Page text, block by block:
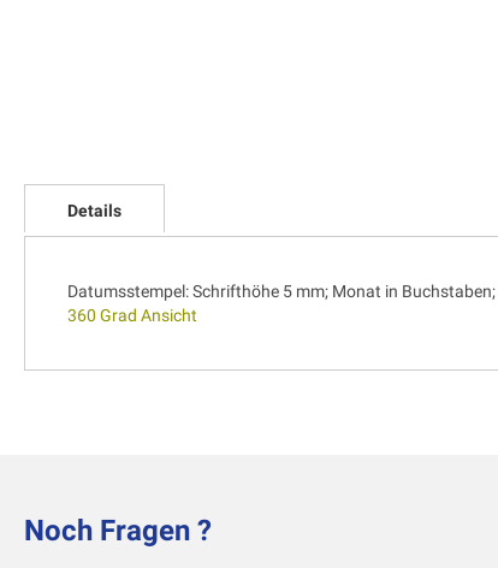
Anfang
Bildgalerie
Details
Datumsstempel: Schrifthöhe 5 mm; Monat in
360 Grad Ansicht
Noch Fragen ?